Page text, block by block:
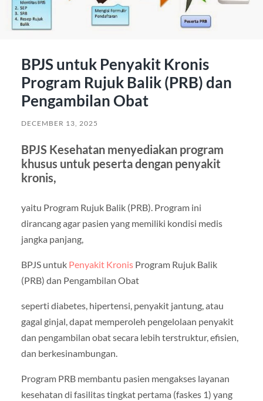
BPJS untuk Penyakit Kronis
Program Rujuk Balik (PRB) dan
Pengambilan Obat
DECEMBER 13, 2025
BPJS Kesehatan menyediakan program
khusus untuk peserta dengan penyakit
kronis,
yaitu Program Rujuk Balik (PRB). Program ini
dirancang agar pasien yang memiliki kondisi medis
jangka panjang,
BPJS untuk Penyakit KronisProgram Rujuk Balik
(PRB) dan Pengambilan Obat
seperti diabetes, hipertensi, penyakit jantung, atau
gagal ginjal, dapat memperoleh pengelolaan penyakit
dan pengambilan obat secara lebih terstruktur, efisien,
dan berkesinambungan.
Program PRB membantu pasien mengakses layanan
kesehatan di fasilitas tingkat pertama (faskes 1) yang